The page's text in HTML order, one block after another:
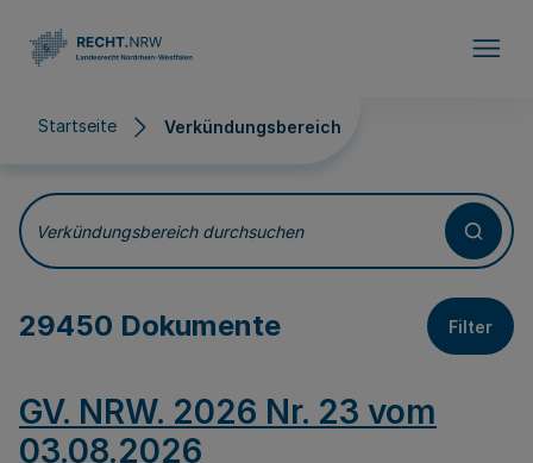
Startseite Verkündungsbereich
Verkündungsbereich
Verkündungsbereich durchsuchen
29450 Dokumente Filter
GV. NRW. 2026 Nr. 23 vom
03.08.2026